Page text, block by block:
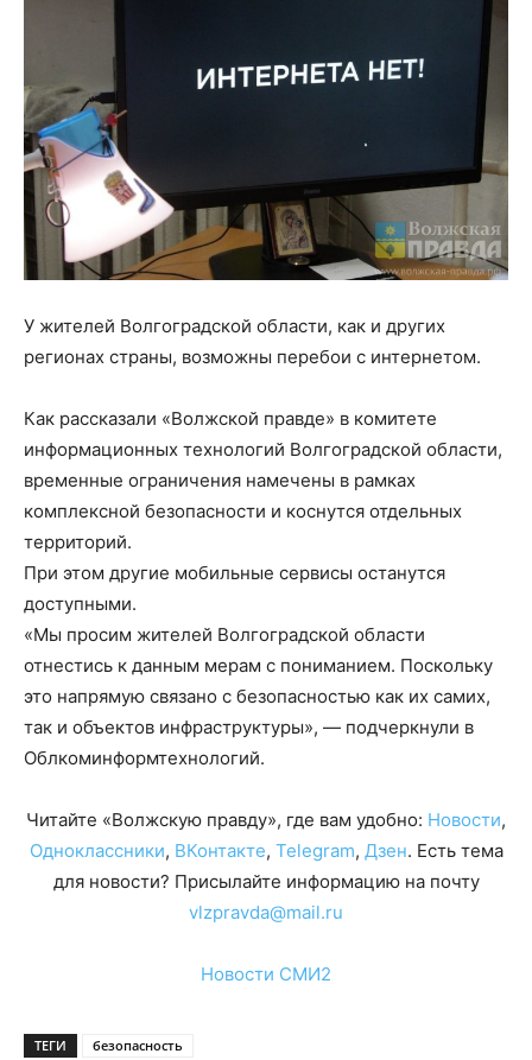
У жителей Волгоградской области, как и других
регионах страны, возможны перебои с интернетом.
Как рассказали «Волжской правде» в комитете
информационных технологий Волгоградской области,
временные ограничения намечены в рамках
комплексной безопасности и коснутся отдельных
территорий.
При этом другие мобильные сервисы останутся
доступными.
«Мы просим жителей Волгоградской области
отнестись к данным мерам с пониманием. Поскольку
это напрямую связано с безопасностью как их самих,
так и объектов инфраструктуры», — подчеркнули в
Облкоминформтехнологий.
Читайте «Волжскую правду», где вам удобно: Новости,
Одноклассники, ВКонтакте, Telegram, Дзен. Есть тема
для новости? Присылайте информацию на почту
vlzpravda@mail.ru
Новости СМИ2
ТЕГИ безопасность